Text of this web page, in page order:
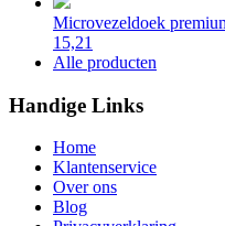
Microvezeldoek
15,21
Alle producten
Handige Links
Home
Klantenservice
Over ons
Blog